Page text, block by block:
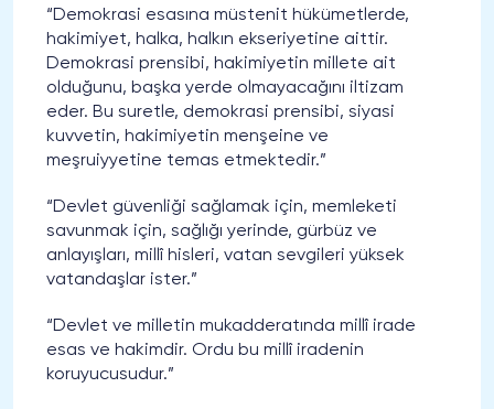
“Demokrasi esasına müstenit hükümetlerde,
hakimiyet, halka, halkın ekseriyetine aittir.
Demokrasi prensibi, hakimiyetin millete ait
olduğunu, başka yerde olmayacağını iltizam
eder. Bu suretle, demokrasi prensibi, siyasi
kuvvetin, hakimiyetin menşeine ve
meşruiyyetine temas etmektedir.”
“Devlet güvenliği sağlamak için, memleketi
savunmak için, sağlığı yerinde, gürbüz ve
anlayışları, millî hisleri, vatan sevgileri yüksek
vatandaşlar ister.”
“Devlet ve milletin mukadderatında millî irade
esas ve hakimdir. Ordu bu millî iradenin
koruyucusudur.”